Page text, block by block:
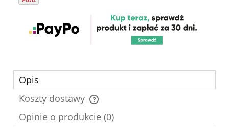
Opis
Koszty dostawy
Cena nie zawiera ewentualnych kosztów płatności
Opinie o produkcie (0)